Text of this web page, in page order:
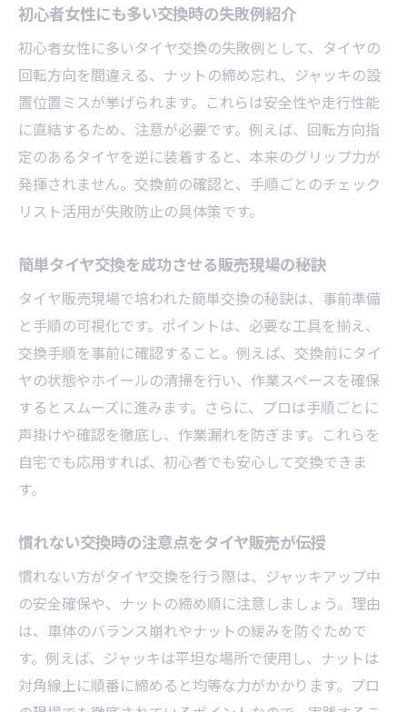
初心者女性にも多い交換時の失敗例紹介
初心者女性に多いタイヤ交換の失敗例として、タイヤの
回転方向を間違える、ナットの締め忘れ、ジャッキの設
置位置ミスが挙げられます。これらは安全性や走行性能
に直結するため、注意が必要です。例えば、回転方向指
定のあるタイヤを逆に装着すると、本来のグリップ力が
発揮されません。交換前の確認と、手順ごとのチェック
リスト活用が失敗防止の具体策です。
簡単タイヤ交換を成功させる販売現場の秘訣
タイヤ販売現場で培われた簡単交換の秘訣は、事前準備
と手順の可視化です。ポイントは、必要な工具を揃え、
交換手順を事前に確認すること。例えば、交換前にタイ
ヤの状態やホイールの清掃を行い、作業スペースを確保
するとスムーズに進みます。さらに、プロは手順ごとに
声掛けや確認を徹底し、作業漏れを防ぎます。これらを
自宅でも応用すれば、初心者でも安心して交換できま
す。
慣れない交換時の注意点をタイヤ販売が伝授
慣れない方がタイヤ交換を行う際は、ジャッキアップ中
の安全確保や、ナットの締め順に注意しましょう。理由
は、車体のバランス崩れやナットの緩みを防ぐためで
す。例えば、ジャッキは平坦な場所で使用し、ナットは
対角線上に順番に締めると均等な力がかかります。プロ